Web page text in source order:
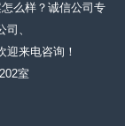
么样？诚信公司专
、
迎来电咨询！
室